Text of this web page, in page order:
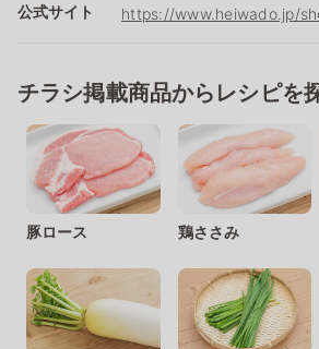
公式サイト https://www.heiwado.jp/
チラシ掲載商品からレシピを
豚ロース 鶏ささみ